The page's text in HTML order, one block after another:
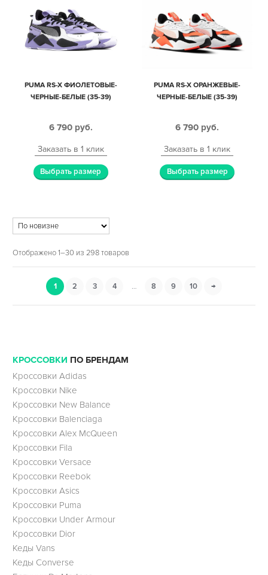
PUMA RS-X ФИОЛЕТОВЫЕ-
ЧЕРНЫЕ-БЕЛЫЕ (35-39)
6 790 руб.
Заказать в 1 клик
Выбрать размер
PUMA RS-X ОРАНЖЕВЫЕ-
ЧЕРНЫЕ-БЕЛЫЕ (35-39)
6 790 руб.
Заказать в 1 клик
Выбрать размер
Отображено 1–30 из 298 товаров
1 2 3 4 … 8 9 10 →
КРОССОВКИ ПО БРЕНДАМ
Кроссовки Adidas
Кроссовки Nike
Кроссовки New Balance
Кроссовки Balenciaga
Кроссовки Alex McQueen
Кроссовки Fila
Кроссовки Versace
Кроссовки Reebok
Кроссовки Asics
Кроссовки Puma
Кроссовки Under Armour
Кроссовки Dior
Кеды Vans
Кеды Converse